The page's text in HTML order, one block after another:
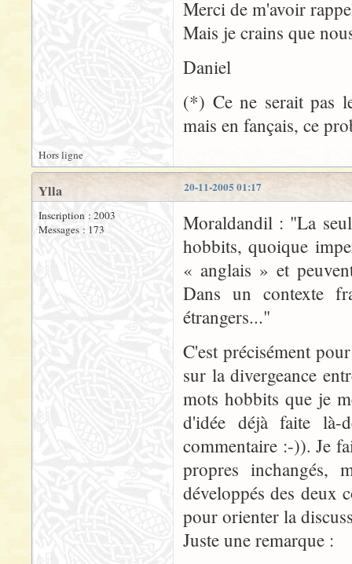
Merci de m'avoir
Mais je crains que
Daniel
(*) Ce ne serait pas
mais en fançais, ce
Hors ligne
20-11-2005 01:17
Ylla
Inscription : 2003
Messages : 173
Moraldandil : "La
hobbits, quoique
« anglais » et
Dans un contexte
étrangers..."
C'est précisément
sur la divergeance
mots hobbits que je
d'idée déjà faite là-
commentaire :-)). Je
propres inchangés,
développés des deux
pour orienter la
Juste une remarque :